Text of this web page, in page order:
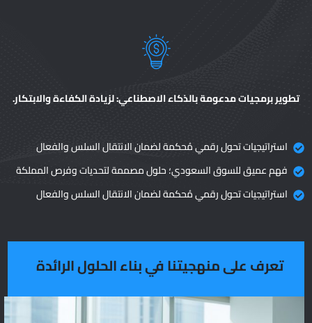
تطوير برمجيات مدعومة بالذكاء الاصطناعي: لزيادة الكفاءة والابتكار.
استراتيجيات تحول رقمي مُحكمة لضمان الانتقال السلس والفعال
فهم عميق للسوق السعودي؛ حلول مصممة لتحديات وفرص المملكة
استراتيجيات تحول رقمي مُحكمة لضمان الانتقال السلس والفعال
تعرف على منهجيتنا في بناء الحلول الرائدة